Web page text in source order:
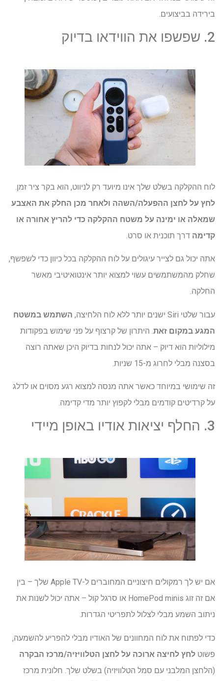
בירידה בביצועים.
2. שפשפו את הווידאו בדיוק
לוח ההקלקה בשלט שלך אינו מיועד רק לניווט, הוא בקר ציר זמן.
לחץ על לחצן ההפעלה/השהה ולאחר מכן החלק את האצבע
שמאלה או ימינה על משטח ההקלקה כדי להריץ אחורה או
קדימה דרך תוכנית או סרט.
אתה יכול גם לצייר עיגולים על לוח ההקלקה בכל כיוון כדי לשפשף,
שחלק מהמשתמשים עשוי למצוא יותר אינטואיטיבי מאשר
החלקה.
עבור שלטי Siri ישנים יותר ללא לוח הלחיצה,
השתמש במשטח
המגע במקום זאת . היתרון של קרצוף על פני שימוש בפקודות
מילוליות הוא דיוק – אתה יכול לנחות בדיוק היכן שאתה רוצה
בסצנה מבלי לחרוג מ-15 שניות.
זה שימושי במיוחד כאשר אתה מנסה למצוא רגע מסוים או לדלג
על קרדיטים קודמים מבלי לקפוץ יותר מדי קדימה.
3. החלף יציאות אודיו באופן מיידי
אם יש לך רמקולים חיצוניים המחוברים ל-Apple TV שלך – בין
אם זה זוג HomePod minis או סרגל קול – אתה יכול לשנות את
ניתוב השמע מבלי לצלול לתפריטי הגדרות.
כדי לפתוח את לוח המחוונים של האודיו מבלי להפריע להשמעה,
פשוט לחץ לחיצה ארוכה על לחצן הטלוויזיה/מרכז הבקרה
(הלחצן המלבני עם סמל הטלוויזיה) בשלט שלך. חלונית מרכז